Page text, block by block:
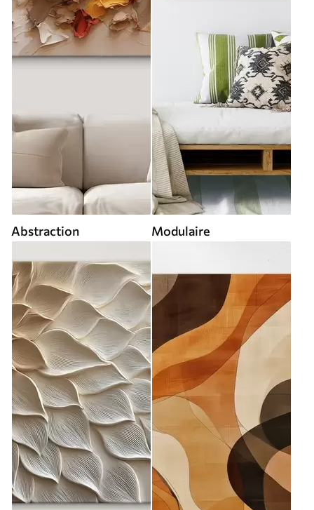
Abstraction Modulaire